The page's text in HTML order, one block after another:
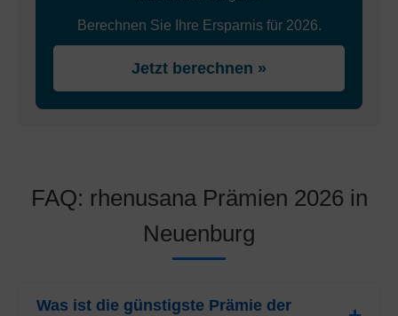
Berechnen Sie Ihre Ersparnis für 2026.
Jetzt berechnen »
FAQ: rhenusana Prämien 2026 in
Neuenburg
Was ist die günstigste Prämie der